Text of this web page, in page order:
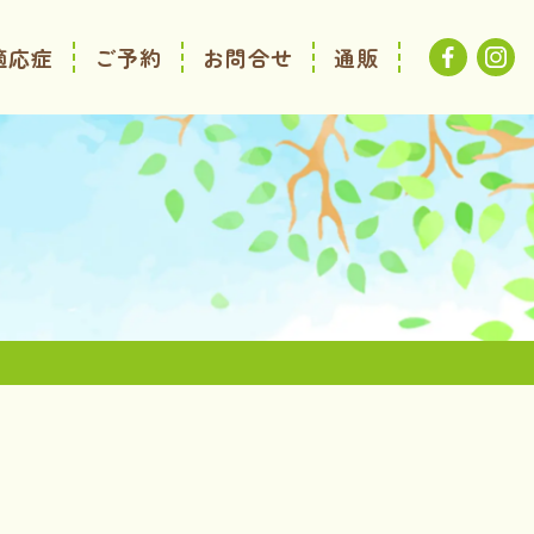
応症 ご予約 お問合せ 通販